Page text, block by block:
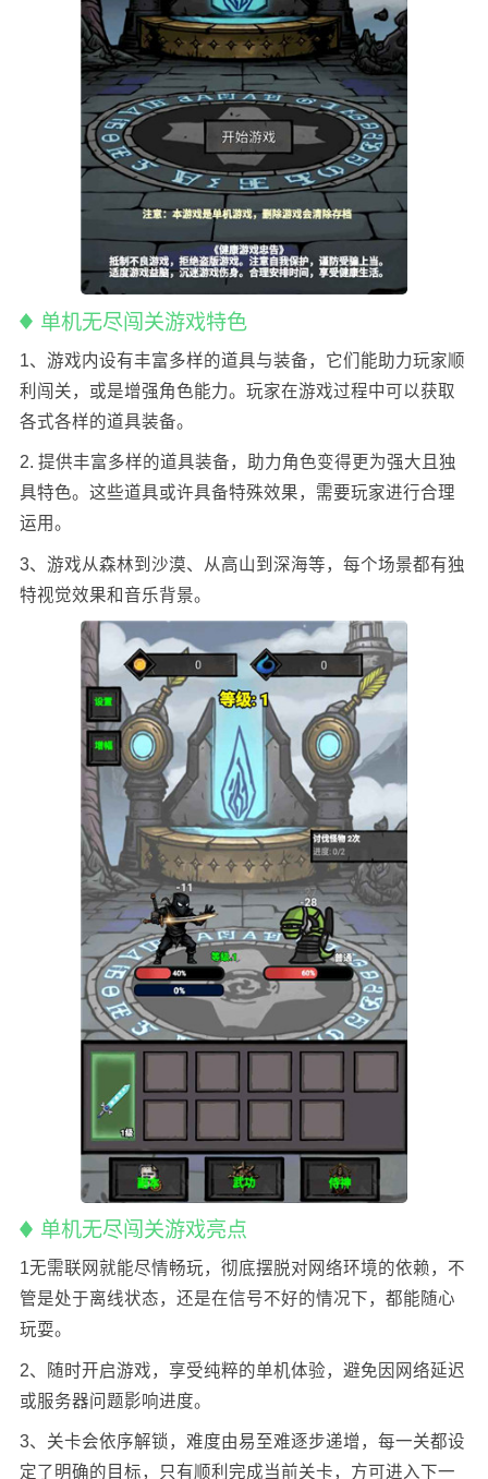
单机无尽闯关游戏特色
1、游戏内设有丰富多样的道具与装备，它们能助力玩家顺
利闯关，或是增强角色能力。玩家在游戏过程中可以获取
各式各样的道具装备。
2. 提供丰富多样的道具装备，助力角色变得更为强大且独
具特色。这些道具或许具备特殊效果，需要玩家进行合理
运用。
3、游戏从森林到沙漠、从高山到深海等，每个场景都有独
特视觉效果和音乐背景。
单机无尽闯关游戏亮点
1无需联网就能尽情畅玩，彻底摆脱对网络环境的依赖，不
管是处于离线状态，还是在信号不好的情况下，都能随心
玩耍。
2、随时开启游戏，享受纯粹的单机体验，避免因网络延迟
或服务器问题影响进度。
3、关卡会依序解锁，难度由易至难逐步递增，每一关都设
定了明确的目标，只有顺利完成当前关卡，方可进入下一